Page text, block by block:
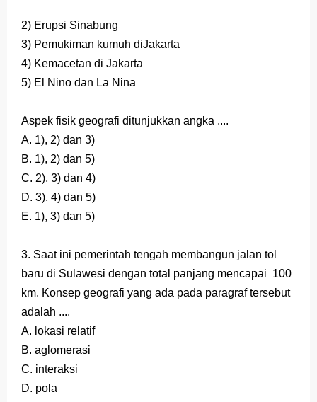
2) Erupsi Sinabung
3) Pemukiman kumuh diJakarta
4) Kemacetan di Jakarta
5) El Nino dan La Nina
Aspek fisik geografi ditunjukkan angka ....
A. 1), 2) dan 3)
B. 1), 2) dan 5)
C. 2), 3) dan 4)
D. 3), 4) dan 5)
E. 1), 3) dan 5)
3. Saat ini pemerintah tengah membangun jalan tol
baru di Sulawesi dengan total panjang mencapai 100
km. Konsep geografi yang ada pada paragraf tersebut
adalah ....
A. lokasi relatif
B. aglomerasi
C. interaksi
D. pola